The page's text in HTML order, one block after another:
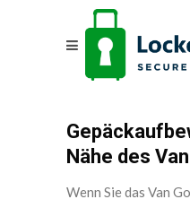
Nähe des
Wenn Sie das Van